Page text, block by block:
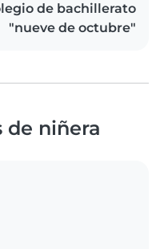
de bachillerato
"nueve de octubre"
de niñera